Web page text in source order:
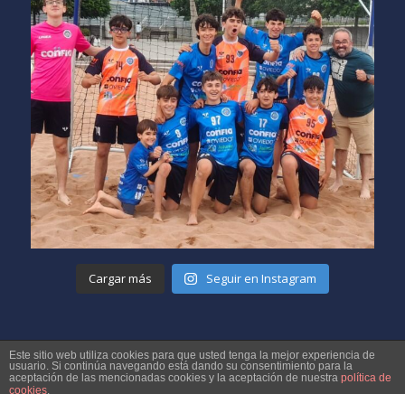
Cargar más Seguir en Instagram
Este sitio web utiliza cookies para que usted tenga la mejor experiencia de
usuario. Si continúa navegando está dando su consentimiento para la
aceptación de las mencionadas cookies y la aceptación de nuestra política de
cookies.